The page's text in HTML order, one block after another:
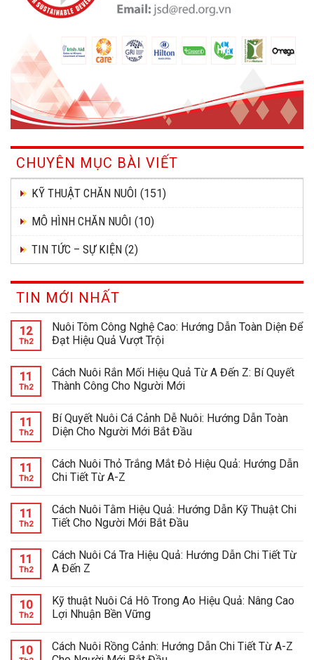
CHUYÊN MỤC BÀI VIẾT
KỸ THUẬT CHĂN NUÔI (151)
MÔ HÌNH CHĂN NUÔI (10)
TIN TỨC – SỰ KIỆN (2)
TIN MỚI NHẤT
12
Th2
Nuôi Tôm Công Nghệ Cao: Hướng Dẫn Toàn Diện Để
Đạt Hiệu Quả Vượt Trội
11
Th2
Cách Nuôi Rắn Mối Hiệu Quả Từ A Đến Z: Bí Quyết
Thành Công Cho Người Mới
11
Th2
Bí Quyết Nuôi Cá Cảnh Dễ Nuôi: Hướng Dẫn Toàn
Diện Cho Người Mới Bắt Đầu
11
Th2
Cách Nuôi Thỏ Trắng Mắt Đỏ Hiệu Quả: Hướng Dẫn
Chi Tiết Từ A-Z
11
Th2
Cách Nuôi Tằm Hiệu Quả: Hướng Dẫn Kỹ Thuật Chi
Tiết Cho Người Mới Bắt Đầu
11
Th2
Cách Nuôi Cá Tra Hiệu Quả: Hướng Dẫn Chi Tiết Từ
A Đến Z
10
Th2
Kỹ thuật Nuôi Cá Hô Trong Ao Hiệu Quả: Nâng Cao
Lợi Nhuận Bền Vững
10
Cách Nuôi Rồng Cảnh: Hướng Dẫn Chi Tiết Từ A-Z